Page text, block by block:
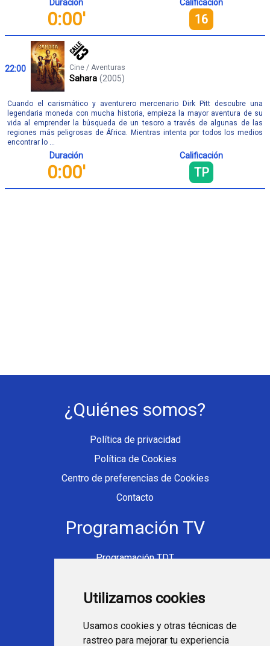
Utilizamos cookies
Usamos cookies y otras técnicas de
rastreo para mejorar tu experiencia
Duración
0:00'
Calificación
16
22:00 Cine / Aventuras
Sahara (2005)
Cuando el carismático y aventurero mercenario Dirk Pitt descubre una
legendaria moneda con mucha historia, empieza la mayor aventura de su
vida al emprender la búsqueda de un tesoro a través de algunas de las
regiones más peligrosas de África. Mientras intenta por todos los medios
encontrar lo ...
Duración
0:00'
Calificación
TP
¿Quiénes somos?
Política de privacidad
Política de Cookies
Centro de preferencias de Cookies
Contacto
Programación TV
Programación TDT
Ver TV Online
Fútbol en la tele